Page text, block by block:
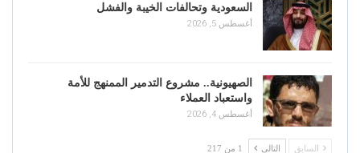
السعودية وتحالفات الخيبة والفشل
أغسطس 5, 2026
الصهيونية.. مشروع التدمير الممنهج للأمة
واستعباد العملاء
أغسطس 4, 2026
السابق التالي 1 من 217